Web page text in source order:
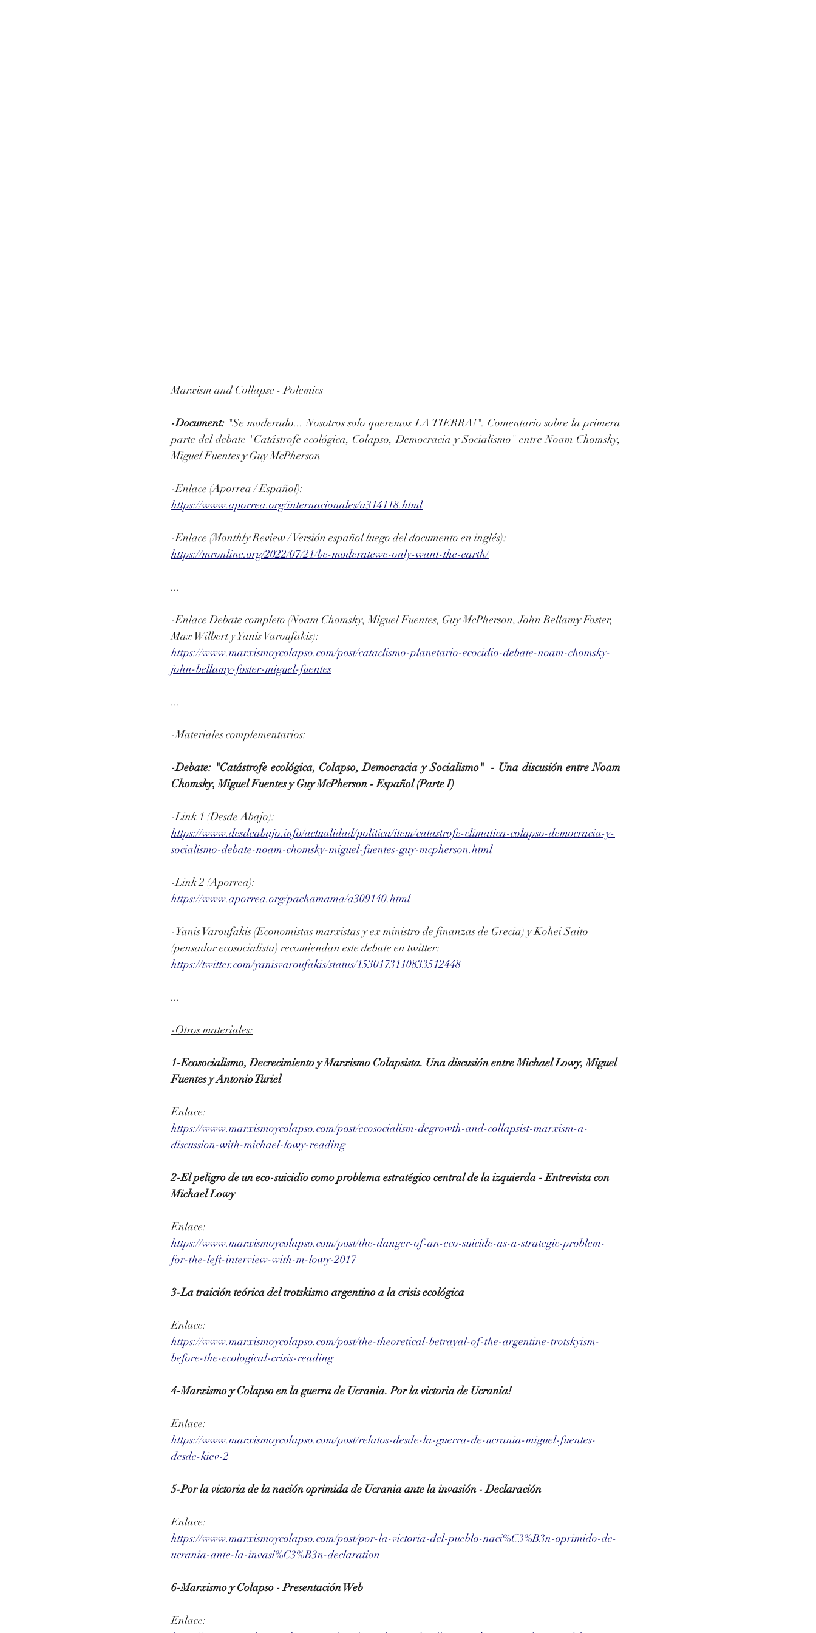
Marxism and Collapse - Polemics
-Document: "Se moderado... Nosotros solo queremos LA TIERRA!". Comentario sobre la primera
parte del debate "Catástrofe ecológica, Colapso, Democracia y Socialismo" entre Noam Chomsky,
Miguel Fuentes y Guy McPherson
-Enlace (Aporrea / Español):
https://www.aporrea.org/internacionales/a314118.html
-Enlace (Monthly Review / Versión español luego del documento en inglés):
https://mronline.org/2022/07/21/be-moderatewe-only-want-the-earth/
...
-Enlace Debate completo (Noam Chomsky, Miguel Fuentes, Guy McPherson, John Bellamy Foster,
Max Wilbert y Yanis Varoufakis):
https://www.marxismoycolapso.com/post/cataclismo-planetario-ecocidio-debate-noam-chomsky-
john-bellamy-foster-miguel-fuentes
...
-Materiales complementarios:
-Debate: "Catástrofe ecológica, Colapso, Democracia y Socialismo"  - Una discusión entre Noam
Chomsky, Miguel Fuentes y Guy McPherson - Español (Parte I)
-Link 1 (Desde Abajo):
https://www.desdeabajo.info/actualidad/politica/item/catastrofe-climatica-colapso-democracia-y-
socialismo-debate-noam-chomsky-miguel-fuentes-guy-mcpherson.html
-Link 2 (Aporrea):
https://www.aporrea.org/pachamama/a309140.html
-Yanis Varoufakis (Economistas marxistas y ex ministro de finanzas de Grecia) y Kohei Saito
(pensador ecosocialista) recomiendan este debate en twitter:
https://twitter.com/yanisvaroufakis/status/1530173110833512448
...
-Otros materiales:
1-Ecosocialismo, Decrecimiento y Marxismo Colapsista. Una discusión entre Michael Lowy, Miguel
Fuentes y Antonio Turiel
Enlace:
https://www.marxismoycolapso.com/post/ecosocialism-degrowth-and-collapsist-marxism-a-
discussion-with-michael-lowy-reading
2-El peligro de un eco-suicidio como problema estratégico central de la izquierda - Entrevista con
Michael Lowy
Enlace:
https://www.marxismoycolapso.com/post/the-danger-of-an-eco-suicide-as-a-strategic-problem-
for-the-left-interview-with-m-lowy-2017
3-La traición teórica del trotskismo argentino a la crisis ecológica
Enlace:
https://www.marxismoycolapso.com/post/the-theoretical-betrayal-of-the-argentine-trotskyism-
before-the-ecological-crisis-reading
4-Marxismo y Colapso en la guerra de Ucrania. Por la victoria de Ucrania!
Enlace:
https://www.marxismoycolapso.com/post/relatos-desde-la-guerra-de-ucrania-miguel-fuentes-
desde-kiev-2
5-Por la victoria de la nación oprimida de Ucrania ante la invasión - Declaración
Enlace:
https://www.marxismoycolapso.com/post/por-la-victoria-del-pueblo-naci%C3%B3n-oprimido-de-
ucrania-ante-la-invasi%C3%B3n-declaration
6-Marxismo y Colapso - Presentación Web
Enlace: